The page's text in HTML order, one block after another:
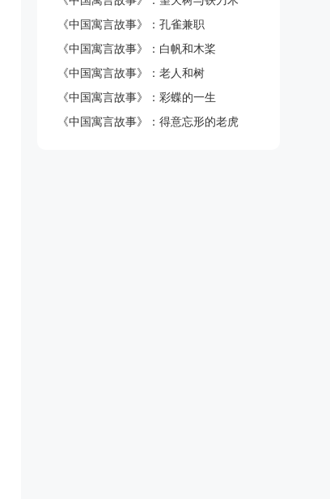
《中国寓言故事》：孔雀兼职
《中国寓言故事》：白帆和木桨
《中国寓言故事》：老人和树
《中国寓言故事》：彩蝶的一生
《中国寓言故事》：得意忘形的老虎